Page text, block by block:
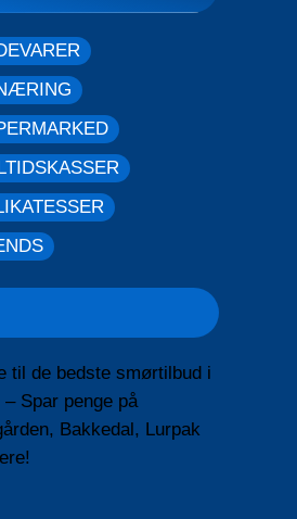
til de bedste smørtilbud i
Spar penge på
Bakkedal, Lurpak